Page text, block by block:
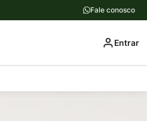
Fale conosco
Entrar